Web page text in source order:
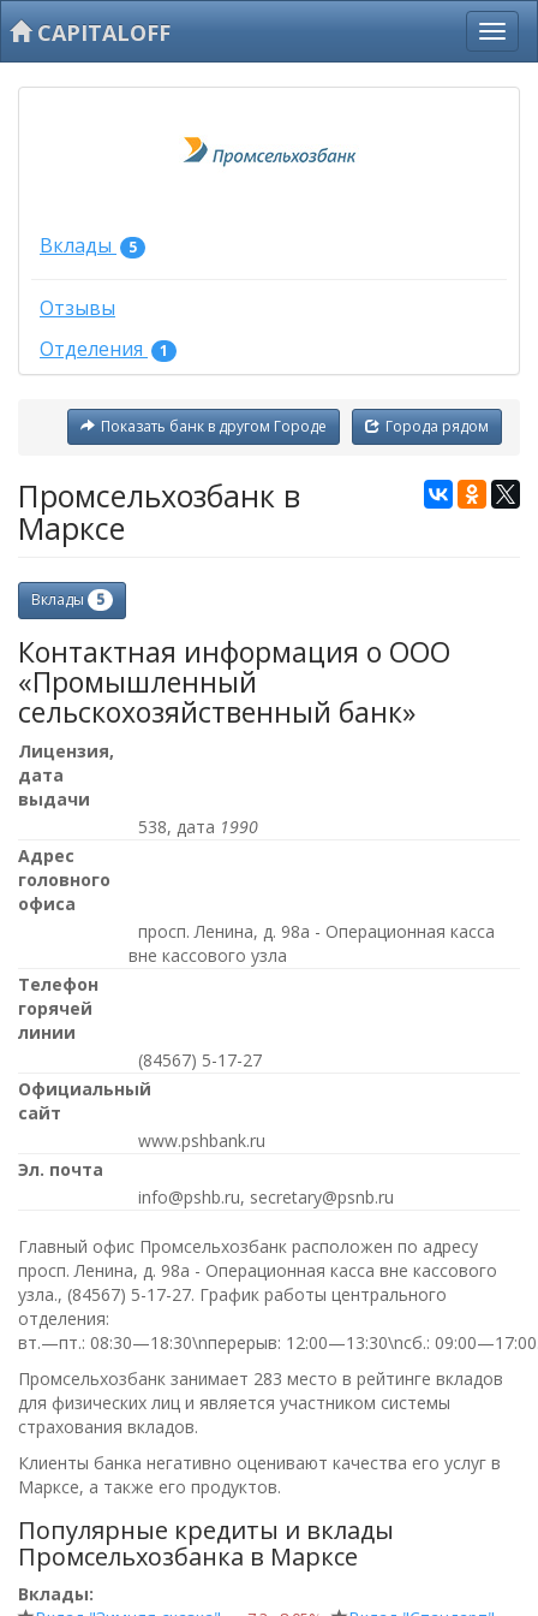
CAPITALOFF
Вклады 5
Отзывы
Отделения
1
Города рядом
Показать банк в другом Городе
Промсельхозбанк в
Марксе
Вклады 5
Контактная информация о ООО
«Промышленный
сельскохозяйственный банк»
Лицензия,
дата
выдачи
538, дата 1990
Адрес
головного
офиса
просп. Ленина, д. 98а - Операционная касса
вне кассового узла
Телефон
горячей
линии
(84567) 5-17-27
Официальный
сайт
www.pshbank.ru
Эл. почта
info@pshb.ru, secretary@psnb.ru
Главный офис Промсельхозбанк расположен по адресу
просп. Ленина, д. 98а - Операционная касса вне кассового
узла., (84567) 5-17-27. График работы центрального
отделения:
вт.—пт.: 08:30—18:30\nперерыв: 12:00—13:30\nсб.: 09:00—17:00
Промсельхозбанк занимает 283 место в рейтинге вкладов
для физических лиц и является участником системы
страхования вкладов.
Клиенты банка негативно оценивают качества его услуг в
Марксе, а также его продуктов.
Популярные кредиты и вклады
Промсельхозбанка в Марксе
Вклады: